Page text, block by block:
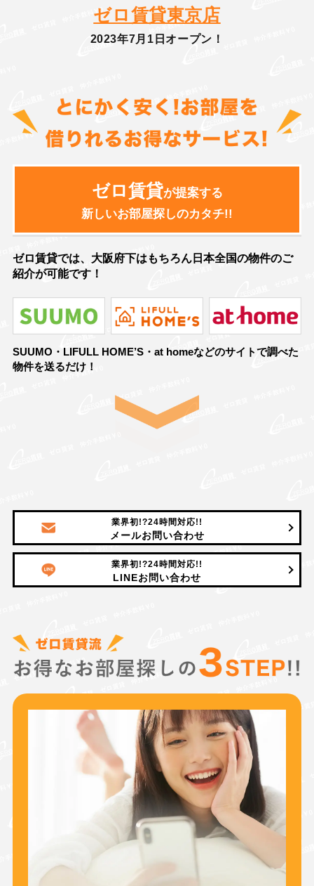
ゼロ賃貸東京店
2023年7月1日オープン！
ゼロ賃貸が提案する
新しいお部屋探しのカタチ!!
ゼロ賃貸では、大阪府下はもちろん日本全国の物件のご
紹介が可能です！
SUUMO・LIFULL HOME’S・at homeなどのサイトで調べた
物件を送るだけ！
業界初!?24時間対応!!
メールお問い合わせ
業界初!?24時間対応!!
LINEお問い合わせ